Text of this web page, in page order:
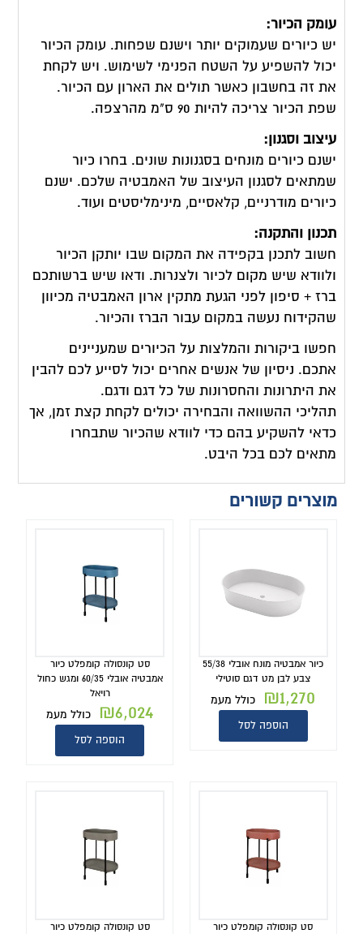
עומק הכיור:
יש כיורים שעמוקים יותר וישנם שפחות. עומק הכיור
יכול להשפיע על השטח הפנימי לשימוש. ויש לקחת
את זה בחשבון כאשר תולים את הארון עם הכיור.
שפת הכיור צריכה להיות 90 ס"מ מהרצפה.
עיצוב וסגנון:
ישנם כיורים מונחים בסגנונות שונים. בחרו כיור
שמתאים לסגנון העיצוב של האמבטיה שלכם. ישנם
כיורים מודרניים, קלאסיים, מינימליסטים ועוד.
תכנון והתקנה:
חשוב לתכנן בקפידה את המקום שבו יותקן הכיור
ולוודא שיש מקום לכיור ולצנרות. ודאו שיש ברשותכם
ברז + סיפון לפני הגעת מתקין ארון האמבטיה מכיוון
שהקידוח נעשה במקום עבור הברז והכיור.
חפשו ביקורות והמלצות על הכיורים שמעניינים
אתכם. ניסיון של אנשים אחרים יכול לסייע לכם להבין
את היתרונות והחסרונות של כל דגם ודגם.
תהליכי ההשוואה והבחירה יכולים לקחת קצת זמן, אך
כדאי להשקיע בהם כדי לוודא שהכיור שתבחרו
מתאים לכם בכל היבט.
מוצרים קשורים
כיור אמבטיה מונח אובלי 55/38
צבע לבן מט דגם סוטילי
₪1,270 כולל מעמ
הוספה לסל
סט קונסולה קומפלט כיור
אמבטיה אובלי 60/35 ומגש כחול
רויאל
₪6,024 כולל מעמ
הוספה לסל
סט קונסולה קומפלט כיור
סט קונסולה קומפלט כיור